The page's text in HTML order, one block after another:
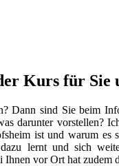
Kurs für Sie
Dann sind Sie beim
darunter vorstellen?
ist und warum es
lernt und sich
vor Ort hat zudem